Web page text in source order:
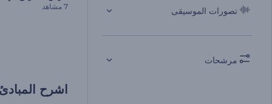
تصورات الموسيقى
مرشحات
7 مشاهد
اشرح